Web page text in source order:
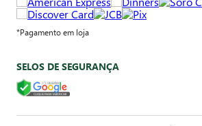
*Pagamento em loja
SELOS DE SEGURANÇA